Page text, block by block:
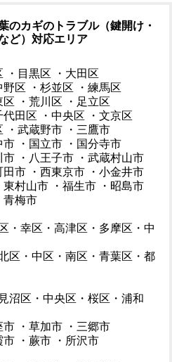
のカギのトラブル（鍵開け・
ど）対応エリア
・目黒区
・大田区
野区 ・杉並区
・練馬区
区 ・荒川区
・足立区
代田区 ・中央区
・文京区
・武蔵野市
・三鷹市
市 ・国立市
・国分寺市
市 ・八王子市
・武蔵村山市
田市 ・西東京市
・小金井市
東村山市 ・福生市
・昭島市
青梅市
・幸区・高津区・多摩区・中
区・中区・南区・青葉区・都
沼区・中央区・桜区・浦和
市 ・草加市
・三郷市
市 ・蕨市
・所沢市